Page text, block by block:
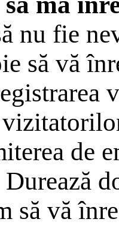
nu fie
să vă
de
să vă